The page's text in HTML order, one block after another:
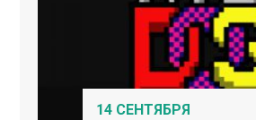
14 СЕНТЯБРЯ